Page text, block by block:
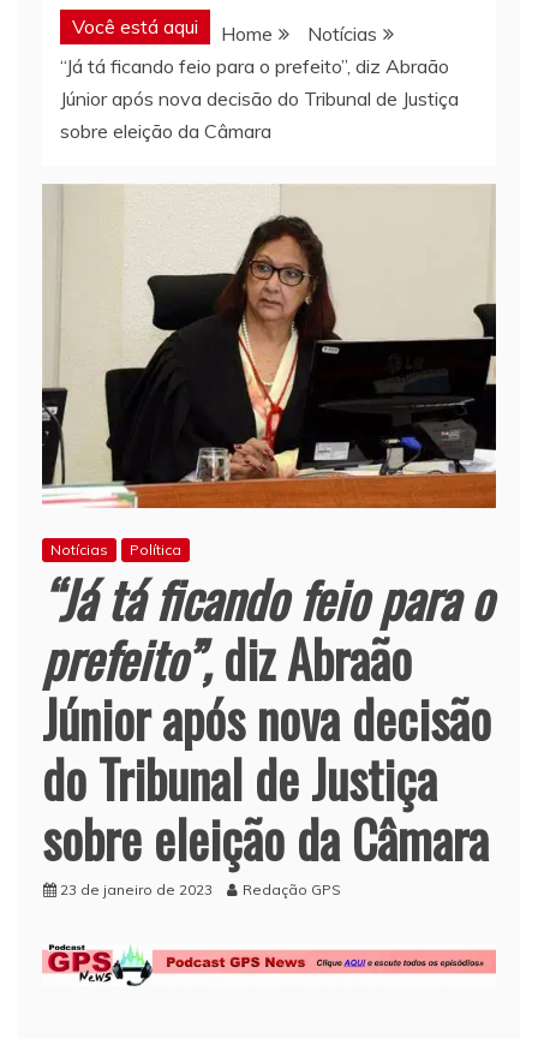
Você está aqui Home
Notícias
“Já tá ficando feio para o prefeito”, diz Abraão
Júnior após nova decisão do Tribunal de Justiça
sobre eleição da Câmara
Notícias Política
“Já tá ficando feio para o
prefeito”,diz Abraão
Júnior após nova decisão
do Tribunal de Justiça
sobre eleição da Câmara
23 de janeiro de 2023 Redação GPS